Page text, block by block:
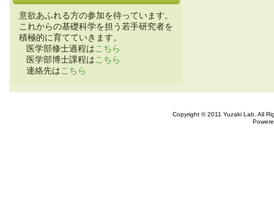
意欲あふれる方の参加を待っています。
これからの基礎科学を担う若手研究者を
積極的に育てていきます。
医学部修士過程は こちら
医学部博士課程は こちら
連絡先は こちら
Copyright © 2011 Yuzaki Lab. All